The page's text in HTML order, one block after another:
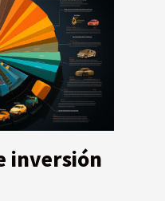
inversión